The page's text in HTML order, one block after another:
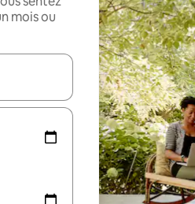
mois ou
les flèches vers le haut et vers le